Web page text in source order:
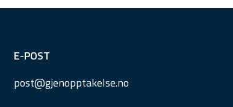
E-POST
post@gjenopptakelse.no